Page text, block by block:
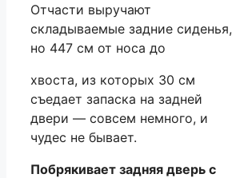
Отчасти выручают
складываемые задние сиденья,
но 447 см от носа до
хвоста, из которых 30 см
съедает запаска на задней
двери — совсем немного, и
чудес не бывает.
Побрякивает задняя дверь с